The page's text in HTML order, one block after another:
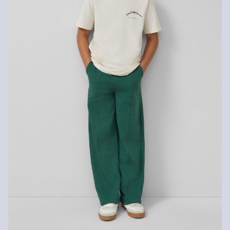
Normaal wasprogramma 40 °C
Drogen met een gematigde thermische belasting